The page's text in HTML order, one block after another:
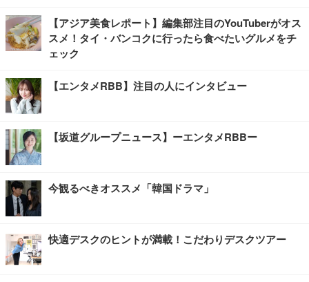
【アジア美食レポート】編集部注目のYouTuberがオス
スメ！タイ・バンコクに行ったら食べたいグルメをチ
ェック
【エンタメRBB】注目の人にインタビュー
【坂道グループニュース】ーエンタメRBBー
今観るべきオススメ「韓国ドラマ」
快適デスクのヒントが満載！こだわりデスクツアー